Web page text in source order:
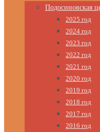
Подосиновская
2025 год
2024 год
2023 год
2022 год
2021 год
2020 год
2019 год
2018 год
2017 год
2016 год